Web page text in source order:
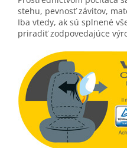
stehu, pevnosť závitov,
Iba vtedy, ak sú splnené
priradiť zodpovedajúce